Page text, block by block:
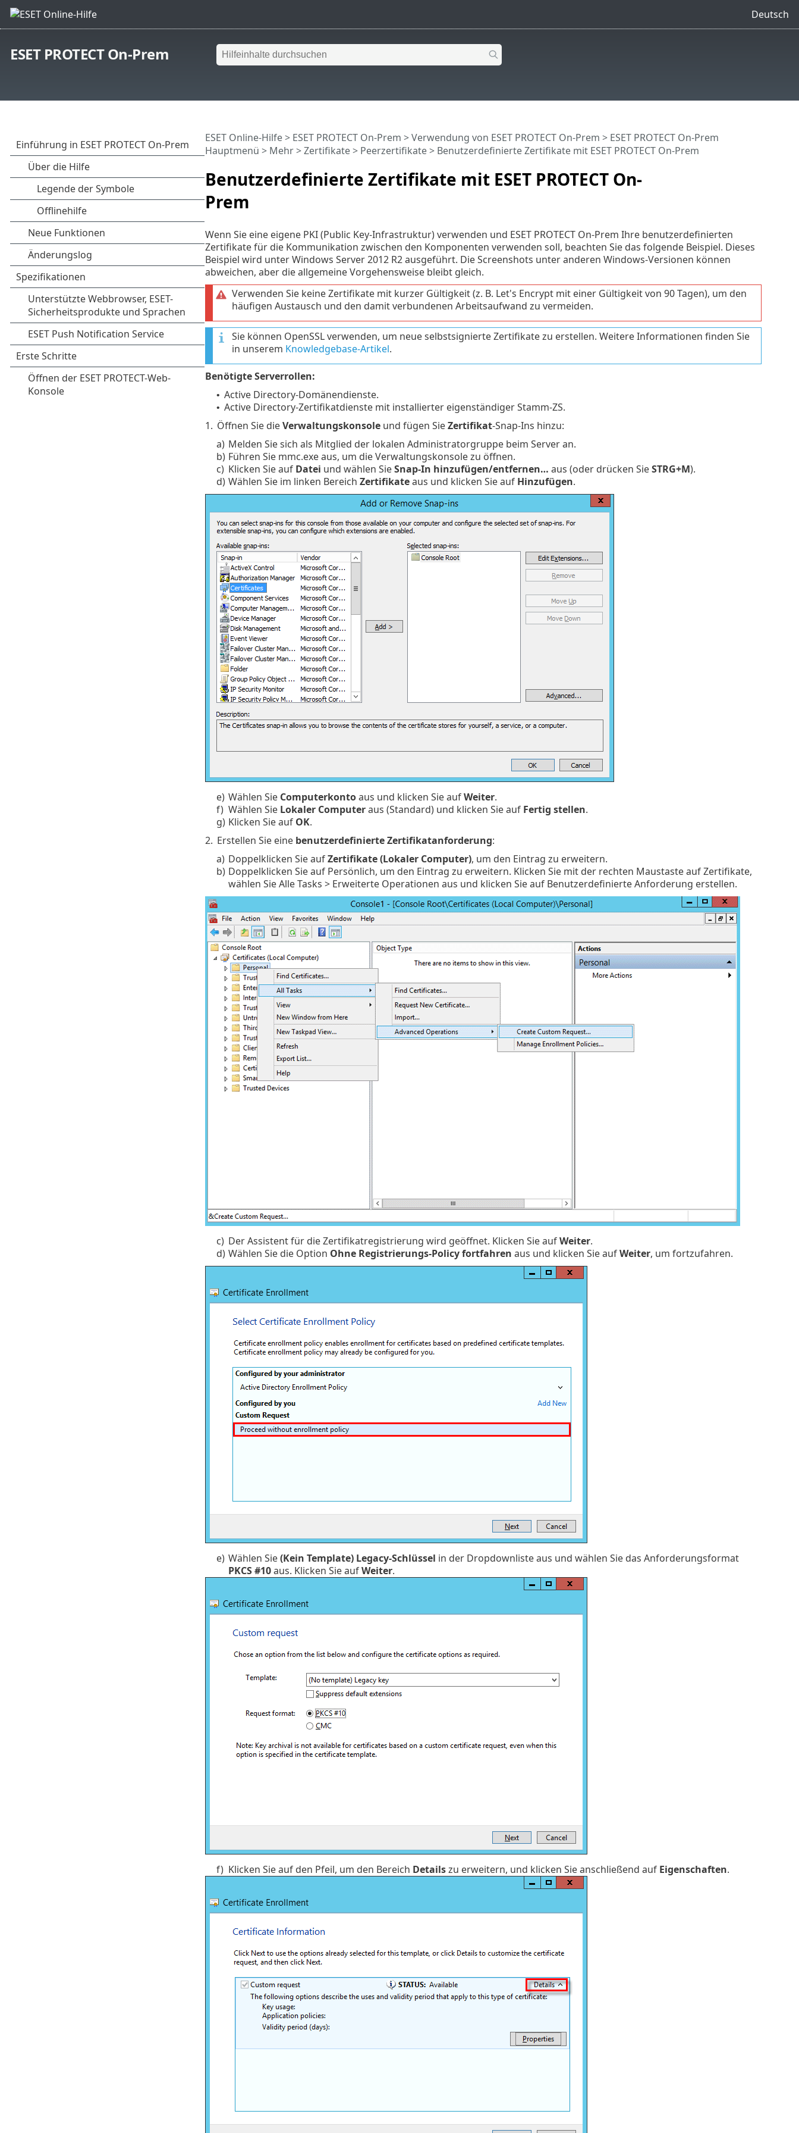
Deutsch
ESET PROTECT On-Prem
Benutzerdefinierte Zertifikate mit ESET PROTECT On-
Prem
ESET Online-Hilfe> ESET PROTECT On-Prem >Verwendung von ESET PROTECT On-Prem > ESET PROTECT On-Prem
Hauptmenü > Mehr>Zertifikate> Peerzertifikate> Benutzerdefinierte Zertifikate mit ESET PROTECT On-Prem
Wenn Sie eine eigene PKI (Public Key-Infrastruktur) verwenden und ESET PROTECT On-Prem Ihre benutzerdefinierten
Zertifikate für die Kommunikation zwischen den Komponenten verwenden soll, beachten Sie das folgende Beispiel. Dieses
Beispiel wird unter Windows Server 2012 R2 ausgeführt. Die Screenshots unter anderen Windows-Versionen können
abweichen, aber die allgemeine Vorgehensweise bleibt gleich.
Verwenden Sie keine Zertifikate mit kurzer Gültigkeit (z. B. Let's Encrypt mit einer Gültigkeit von 90 Tagen), um den
häufigen Austausch und den damit verbundenen Arbeitsaufwand zu vermeiden.
Sie können OpenSSL verwenden, um neue selbstsignierte Zertifikate zu erstellen. Weitere Informationen finden Sie
in unserem Knowledgebase-Artikel.
Benötigte Serverrollen:
• Active Directory-Domänendienste.
• Active Directory-Zertifikatdienste mit installierter eigenständiger Stamm-ZS.
1. Öffnen Sie dieVerwaltungskonsoleund fügen SieZertifikat-Snap-Ins hinzu:
a) Melden Sie sich als Mitglied der lokalen Administratorgruppe beim Server an.
b) Führen Sie mmc.exe aus, um die Verwaltungskonsole zu öffnen.
c) Klicken Sie auf Datei und wählen SieSnap-In hinzufügen/entfernen… aus (oder drücken SieSTRG+M).
d) Wählen Sie im linken Bereich Zertifikateaus und klicken Sie auf Hinzufügen.
e) Wählen Sie Computerkontoaus und klicken Sie aufWeiter.
f) Wählen Sie Lokaler Computeraus (Standard) und klicken Sie auf Fertig stellen.
g) Klicken Sie auf OK.
2. Erstellen Sie eine benutzerdefinierte Zertifikatanforderung:
a) Doppelklicken Sie aufZertifikate (Lokaler Computer), um den Eintrag zu erweitern.
b) Doppelklicken Sie auf Persönlich, um den Eintrag zu erweitern. Klicken Sie mit der rechten Maustaste auf Zertifikate,
wählen Sie Alle Tasks > Erweiterte Operationen aus und klicken Sie auf Benutzerdefinierte Anforderung erstellen.
c) Der Assistent für die Zertifikatregistrierung wird geöffnet. Klicken Sie aufWeiter.
d) Wählen Sie die Option Ohne Registrierungs-Policy fortfahren aus und klicken Sie aufWeiter, um fortzufahren.
e) Wählen Sie(Kein Template) Legacy-Schlüssel in der Dropdownliste aus und wählen Sie das Anforderungsformat
PKCS #10aus. Klicken Sie aufWeiter.
f) Klicken Sie auf den Pfeil, um den Bereich Detailszu erweitern, und klicken Sie anschließend auf Eigenschaften.